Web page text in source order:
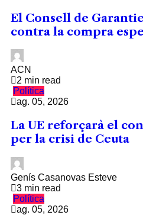
El Consell de
contra la compra
ACN
2 min read
Política
ag. 05, 2026
La UE reforçarà el
per la crisi de Ceuta
Genís Casanovas Esteve
3 min read
Política
ag. 05, 2026